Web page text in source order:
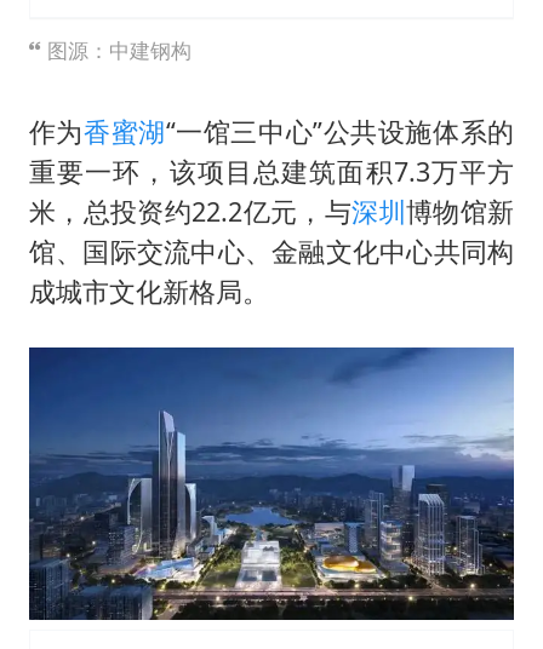
图源：中建钢构
作为香蜜湖“一馆三中心”公共设施体系的
重要一环，该项目总建筑面积7.3万平方
米，总投资约22.2亿元，与深圳博物馆新
馆、国际交流中心、金融文化中心共同构
成城市文化新格局。